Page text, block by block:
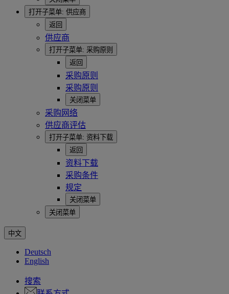
打开子菜单: 供应商
返回
供应商
打开子菜单: 采购原则
返回
采购原则
采购原则
关闭菜单
采购网络
供应商评估
打开子菜单: 资料下载
返回
资料下载
采购条件
规定
关闭菜单
关闭菜单
中文
Deutsch
English
搜索